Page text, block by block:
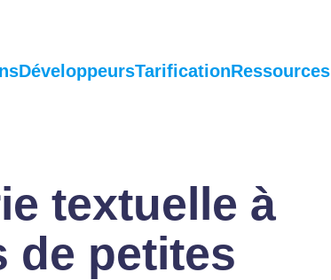
DéveloppeursTarificationRessources
textuelle à
de petites